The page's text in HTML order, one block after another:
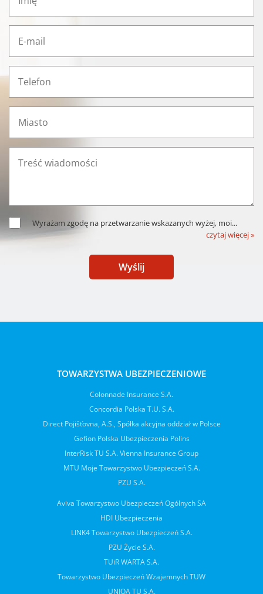
Wyrażam zgodę na przetwarzanie wskazanych wyżej, moi...
czytaj więcej »
Wyślij
TOWARZYSTWA UBEZPIECZENIOWE
Colonnade Insurance S.A.
Concordia Polska T.U. S.A.
Direct Pojišťovna, A.S., Spółka akcyjna oddział w Polsce
Gefion Polska Ubezpieczenia Polins
InterRisk TU S.A. Vienna Insurance Group
MTU Moje Towarzystwo Ubezpieczeń S.A.
PZU S.A.
Aviva Towarzystwo Ubezpieczeń Ogólnych SA
HDI Ubezpieczenia
LINK4 Towarzystwo Ubezpieczeń S.A.
PZU Życie S.A.
TUiR WARTA S.A.
Towarzystwo Ubezpieczeń Wzajemnych TUW
UNIQA TU S.A.